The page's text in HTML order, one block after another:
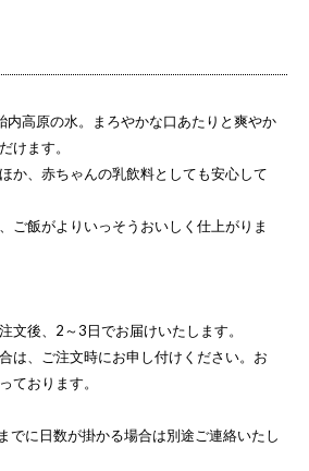
内高原の水。まろやかな口あたりと爽やか
けます。
か、赤ちゃんの乳飲料としても安心して
ご飯がよりいっそうおいしく仕上がりま
文後、2～3日でお届けいたします。
は、ご注文時にお申し付けください。お
ております。
でに日数が掛かる場合は別途ご連絡いたし